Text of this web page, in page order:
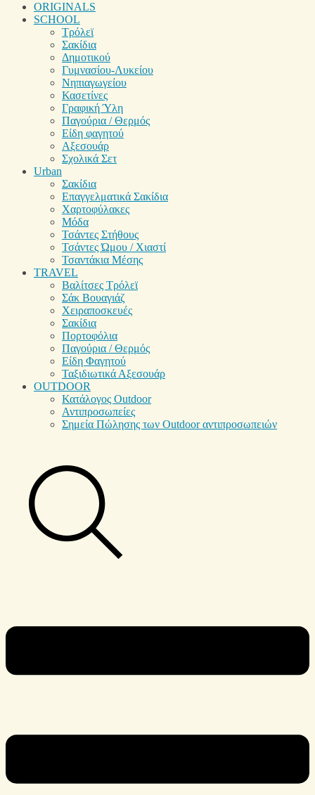
ORIGINALS
SCHOOL
Τρόλεϊ
Σακίδια
Δημοτικού
Γυμνασίου-Λυκείου
Νηπιαγωγείου
Κασετίνες
Γραφική Ύλη
Παγούρια / Θερμός
Είδη φαγητού
Αξεσουάρ
Σχολικά Σετ
Urban
Σακίδια
Επαγγελματικά Σακίδια
Χαρτοφύλακες
Μόδα
Τσάντες Στήθους
Τσάντες Ώμου / Χιαστί
Τσαντάκια Μέσης
TRAVEL
Βαλίτσες Τρόλεϊ
Σάκ Βουαγιάζ
Χειραποσκευές
Σακίδια
Πορτοφόλια
Παγούρια / Θερμός
Είδη Φαγητού
Ταξιδιωτικά Αξεσουάρ
OUTDOOR
Κατάλογος Outdoor
Αντιπροσωπείες
Σημεία Πώλησης των Outdoor αντιπροσωπειών